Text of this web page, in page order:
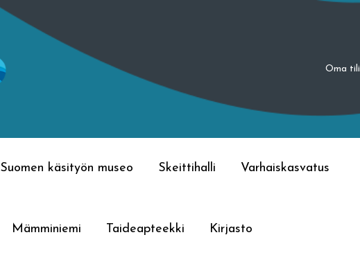
Oma tili
Suomen käsityön museo Skeittihalli Varhaiskasvatus
Mämminiemi Taideapteekki Kirjasto